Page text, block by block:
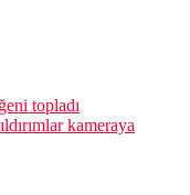
topladı